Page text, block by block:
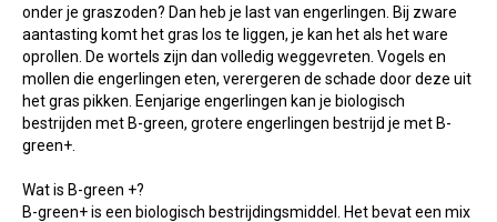
onder je graszoden? Dan heb je last van engerlingen. Bij zware
aantasting komt het gras los te liggen, je kan het als het ware
oprollen. De wortels zijn dan volledig weggevreten. Vogels en
mollen die engerlingen eten, verergeren de schade door deze uit
het gras pikken. Eenjarige engerlingen kan je biologisch
bestrijden met B-green, grotere engerlingen bestrijd je met B-
green+.
Wat is B-green +?
B-green+ is een biologisch bestrijdingsmiddel. Het bevat een mix